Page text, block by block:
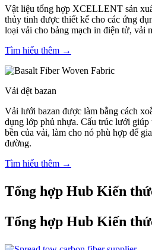
Vật liệu tổng hợp XCELLENT sản
thủy tinh được thiết kế cho các ứng
loại vải cho bảng mạch in điện tử, vải
Tìm hiểu thêm →
Vải dệt bazan
Vải lưới bazan được làm bằng cách
dụng lớp phủ nhựa. Cấu trúc lưới
bền của vải, làm cho nó phù hợp để
đường.
Tìm hiểu thêm →
Tổng hợp Hub Kiến
Tổng hợp Hub Kiến